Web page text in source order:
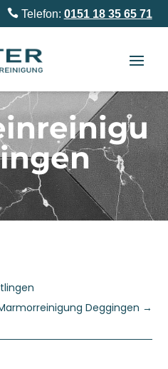
Telefon: 0151 18 35 65 71
Deggingen →